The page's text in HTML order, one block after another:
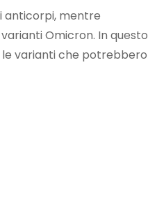
anticorpi, mentre
Omicron. In questo
varianti che potrebbero